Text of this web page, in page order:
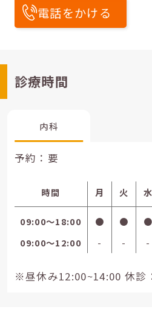
電話をかける
診療時間
内科
予約：要
時間 月 火 水
09:00〜18:00 ● ● ●
09:00〜12:00
- - -
※昼休み12:00~14:00 休診